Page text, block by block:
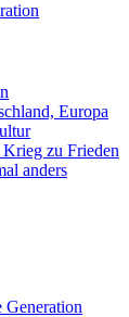
Europa
zu Frieden
anders
Generation